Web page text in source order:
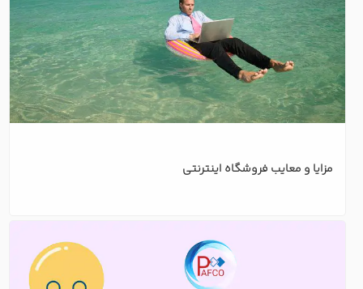
مزایا و معایب فروشگاه اینترنتی